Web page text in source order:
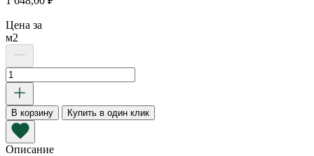
Цена за
м2
Количество
товара
Ламелла
Мат
9000х1000х25
мм
(AL)
В корзину Купить в один клик
Описание